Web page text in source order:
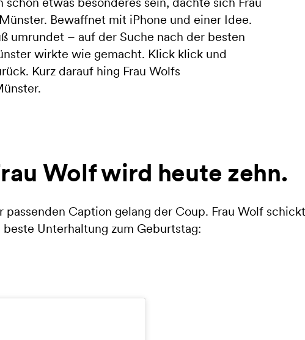
Bewaffnet mit iPhone und einer Idee.
umrundet – auf der Suche nach der besten
wirkte wie gemacht. Klick klick und
Kurz darauf hing Frau Wolfs
Wolf wird heute zehn.
Caption gelang der Coup. Frau Wolf
Unterhaltung zum Geburtstag: